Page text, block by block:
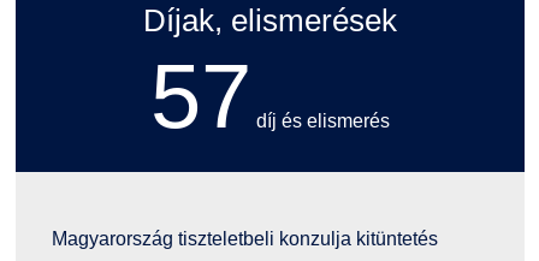
Díjak, elismerések
57 díj és elismerés
Magyarország tiszteletbeli konzulja kitüntetés